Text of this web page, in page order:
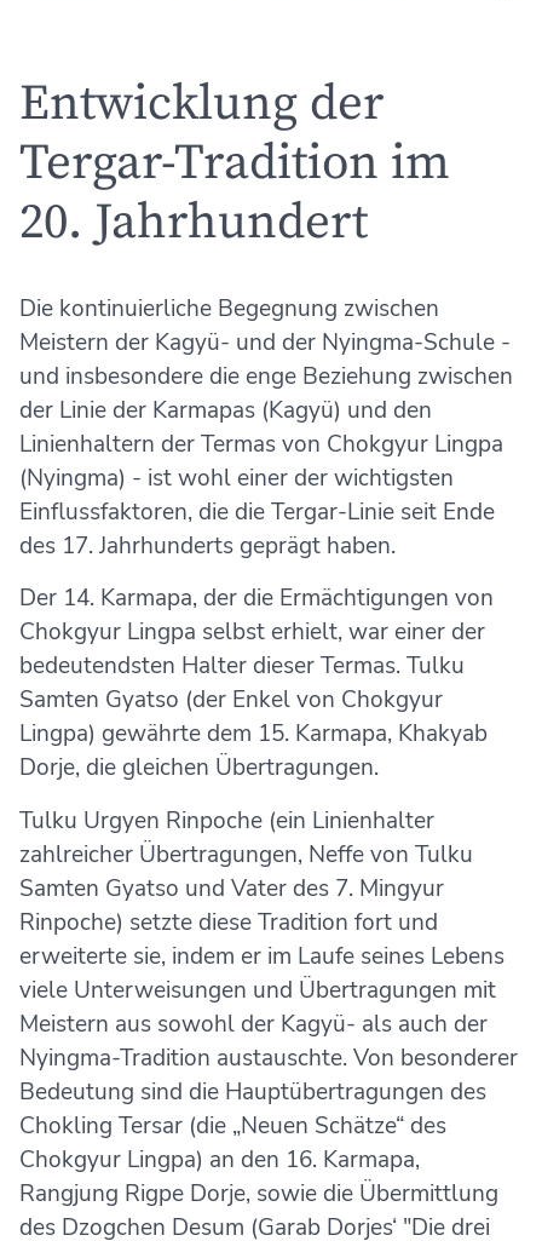
Entwicklung der
Tergar-Tradition im
20. Jahrhundert
Die kontinuierliche Begegnung zwischen
Meistern der Kagyü- und der Nyingma-Schule -
und insbesondere die enge Beziehung zwischen
der Linie der Karmapas (Kagyü) und den
Linienhaltern der Termas von Chokgyur Lingpa
(Nyingma) - ist wohl einer der wichtigsten
Einflussfaktoren, die die Tergar-Linie seit Ende
des 17. Jahrhunderts geprägt haben.
Der 14. Karmapa, der die Ermächtigungen von
Chokgyur Lingpa selbst erhielt, war einer der
bedeutendsten Halter dieser Termas. Tulku
Samten Gyatso (der Enkel von Chokgyur
Lingpa) gewährte dem 15. Karmapa, Khakyab
Dorje, die gleichen Übertragungen.
Tulku Urgyen Rinpoche (ein Linienhalter
zahlreicher Übertragungen, Neffe von Tulku
Samten Gyatso und Vater des 7. Mingyur
Rinpoche) setzte diese Tradition fort und
erweiterte sie, indem er im Laufe seines Lebens
viele Unterweisungen und Übertragungen mit
Meistern aus sowohl der Kagyü- als auch der
Nyingma-Tradition austauschte. Von besonderer
Bedeutung sind die Hauptübertragungen des
Chokling Tersar (die „Neuen Schätze“ des
Chokgyur Lingpa) an den 16. Karmapa,
Rangjung Rigpe Dorje, sowie die Übermittlung
des Dzogchen Desum (Garab Dorjes‘ "Die drei